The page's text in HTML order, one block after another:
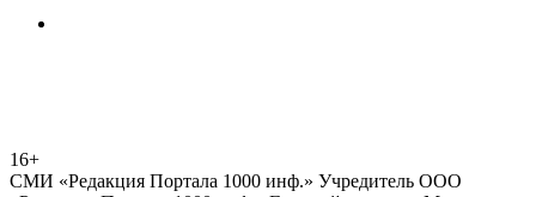
16+
СМИ «Редакция Портала 1000 инф.» Учредитель ООО